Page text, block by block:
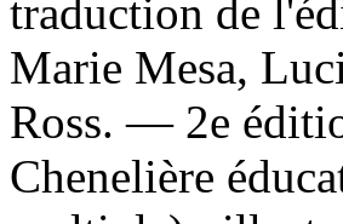
traduction de
Marie Mesa,
Ross. — 2e
Chenelière